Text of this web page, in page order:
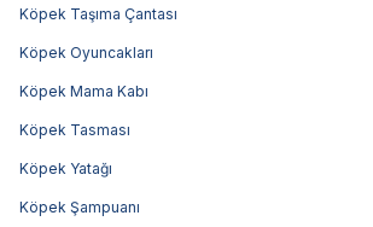
Köpek Taşıma Çantası
Köpek Oyuncakları
Köpek Mama Kabı
Köpek Tasması
Köpek Yatağı
Köpek Şampuanı